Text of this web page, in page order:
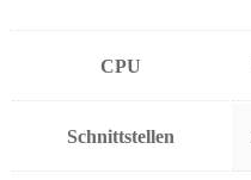
CPU
Schnittstellen